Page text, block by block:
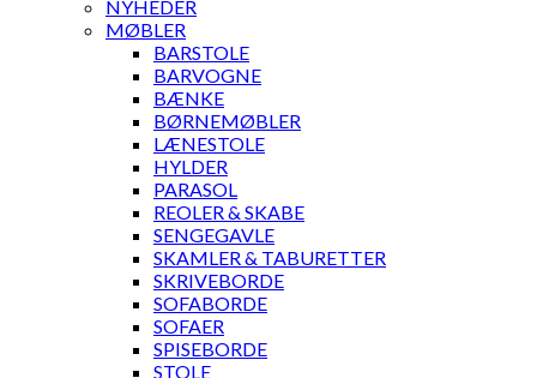
NYHEDER
MØBLER
BARSTOLE
BARVOGNE
BÆNKE
BØRNEMØBLER
LÆNESTOLE
HYLDER
PARASOL
REOLER & SKABE
SENGEGAVLE
SKAMLER & TABURETTER
SKRIVEBORDE
SOFABORDE
SOFAER
SPISEBORDE
STOLE